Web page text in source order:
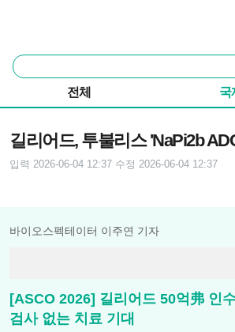
통
합
색
전체 국
길리어드, 투불리스 'NaPi2b
입력 2026-06-04 12:37 수정 2026-06-04 12:37
바이오스펙테이터 이주연 기자
[ASCO 2026] 길리어드 50억弗 인
검사 없는 치료 기대